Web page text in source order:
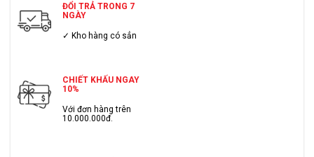
ĐỔI TRẢ TRONG 7
NGÀY
✓ Kho hàng có sẳn
CHIẾT KHẤU NGAY
10%
Với đơn hàng trên
10.000.000đ.